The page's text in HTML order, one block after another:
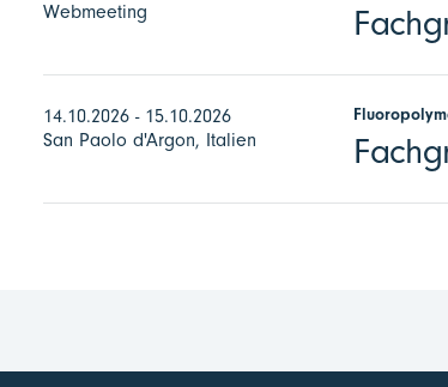
Webmeeting
14.10.2026 - 15.10.2026
San Paolo d'Argon, Italien